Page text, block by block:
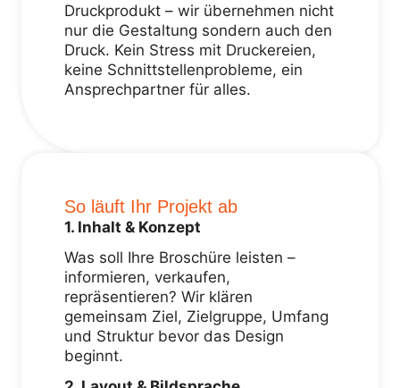
Druckprodukt – wir übernehmen nicht
nur die Gestaltung sondern auch den
Druck. Kein Stress mit Druckereien,
keine Schnittstellenprobleme, ein
Ansprechpartner für alles.
So läuft Ihr Projekt ab
1. Inhalt & Konzept
Was soll Ihre Broschüre leisten –
informieren, verkaufen,
repräsentieren? Wir klären
gemeinsam Ziel, Zielgruppe, Umfang
und Struktur bevor das Design
beginnt.